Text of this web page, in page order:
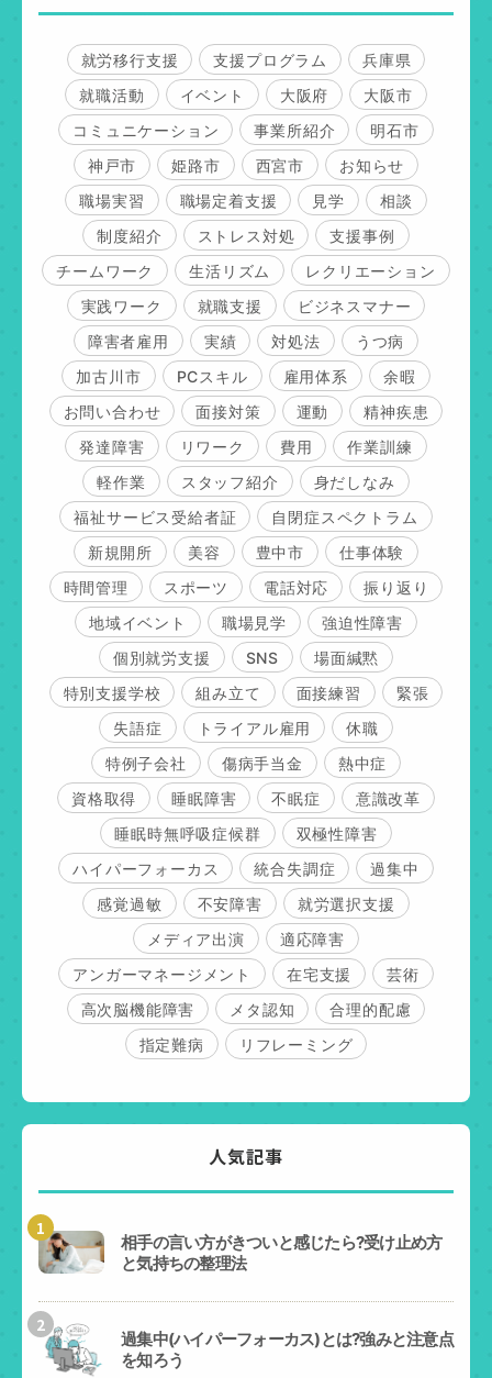
就労移行支援 支援プログラム
兵庫県
就職活動
イベント 大阪府
大阪市
コミュニケーション
事業所紹介
明石市
神戸市
姫路市 西宮市
お知らせ
職場実習
職場定着支援 見学
相談
制度紹介
ストレス対処
支援事例
チームワーク
生活リズム
レクリエーション
実践ワーク
就職支援
ビジネスマナー
障害者雇用
実績 対処法
うつ病
加古川市
PCスキル 雇用体系
余暇
お問い合わせ
面接対策 運動
精神疾患
発達障害
リワーク 費用
作業訓練
軽作業
スタッフ紹介
身だしなみ
福祉サービス受給者証
自閉症スペクトラム
新規開所
美容 豊中市
仕事体験
時間管理
スポーツ 電話対応
振り返り
地域イベント
職場見学
強迫性障害
個別就労支援
SNS
場面緘黙
特別支援学校
組み立て 面接練習
緊張
失語症
トライアル雇用
休職
特例子会社
傷病手当金
熱中症
資格取得
睡眠障害 不眠症
意識改革
睡眠時無呼吸症候群
双極性障害
ハイパーフォーカス
統合失調症
過集中
感覚過敏
不安障害
就労選択支援
メディア出演
適応障害
アンガーマネージメント
在宅支援
芸術
高次脳機能障害
メタ認知
合理的配慮
指定難病
リフレーミング
人気記事
1
相手の言い方がきついと感じたら?受け止め方
と気持ちの整理法
2
過集中(ハイパーフォーカス)とは?強みと注意点
を知ろう